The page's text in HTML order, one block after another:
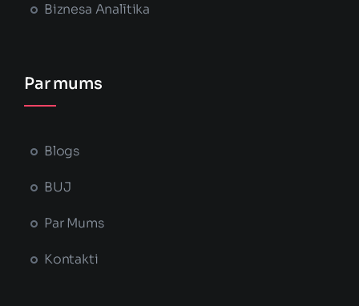
Biznesa Analītika
Par mums
Blogs
BUJ
Par Mums
Kontakti